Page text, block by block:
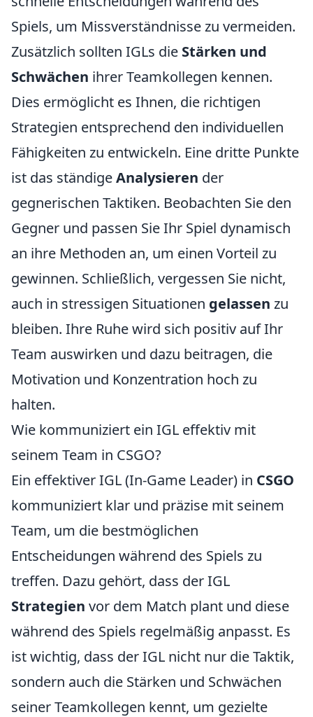
Spiels, um Missverständnisse zu vermeiden.
Zusätzlich sollten IGLs die Stärken und
Schwächen ihrer Teamkollegen kennen.
Dies ermöglicht es Ihnen, die richtigen
Strategien entsprechend den individuellen
Fähigkeiten zu entwickeln. Eine dritte Punkte
ist das ständigeAnalysieren der
gegnerischen Taktiken. Beobachten Sie den
Gegner und passen Sie Ihr Spiel dynamisch
an ihre Methoden an, um einen Vorteil zu
gewinnen. Schließlich, vergessen Sie nicht,
auch in stressigen Situationen gelassen zu
bleiben. Ihre Ruhe wird sich positiv auf Ihr
Team auswirken und dazu beitragen, die
Motivation und Konzentration hoch zu
halten.
Wie kommuniziert ein IGL effektiv mit
seinem Team in CSGO?
Ein effektiver IGL (In-Game Leader) in CSGO
kommuniziert klar und präzise mit seinem
Team, um die bestmöglichen
Entscheidungen während des Spiels zu
treffen. Dazu gehört, dass der IGL
Strategien vor dem Match plant und diese
während des Spiels regelmäßig anpasst. Es
ist wichtig, dass der IGL nicht nur die Taktik,
sondern auch die Stärken und Schwächen
seiner Teamkollegen kennt, um gezielte